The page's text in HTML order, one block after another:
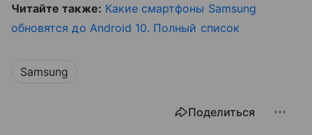
Читайте также: Какие смартфоны Samsung
обновятся до Android 10. Полный список
Samsung
Поделиться